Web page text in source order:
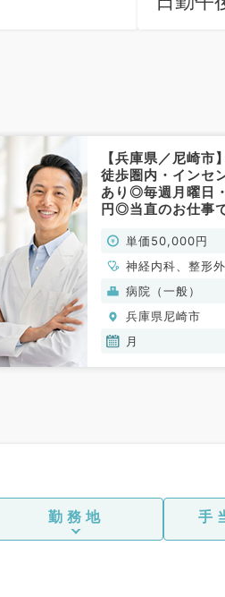
【兵庫県／尼崎市
徒歩圏内・インセ
あり◎毎週月曜日
円◎当直のお仕事
勤）単価50,000円
神経内科、整形
外科、脳神経外科
外科、心臓血管外
外科、泌尿器科、
科、循環器内科
病院（一般）
兵庫県尼崎市
月
勤務地 手